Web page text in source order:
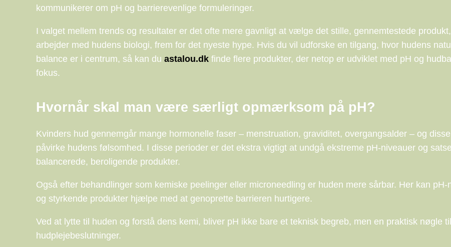
kommunikerer om pH og barrierevenlige formuleringer.
I valget mellem trends og resultater er det ofte mere gavnligt at vælge det stille, gennemtestede
arbejder med hudens biologi, frem for det nyeste hype. Hvis du vil udforske en tilgang, hvor hudens
balance er i centrum, så kan du astalou.dk finde flere produkter, der netop er udviklet med pH og
fokus.
Hvornår skal man være særligt opmærksom på pH?
Kvinders hud gennemgår mange hormonelle faser – menstruation, graviditet, overgangsalder – og
påvirke hudens følsomhed. I disse perioder er det ekstra vigtigt at undgå ekstreme pH-niveauer og
balancerede, beroligende produkter.
Også efter behandlinger som kemiske peelinger eller microneedling er huden mere sårbar. Her kan pH-
og styrkende produkter hjælpe med at genoprette barrieren hurtigere.
Ved at lytte til huden og forstå dens kemi, bliver pH ikke bare et teknisk begreb, men en praktisk nøgle
hudplejebeslutninger.